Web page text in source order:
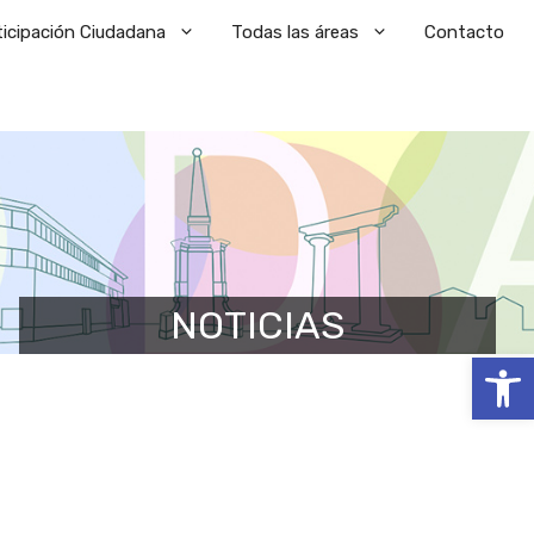
Abrir
Ciudadana Todas las áreas Contacto
NOTICIAS